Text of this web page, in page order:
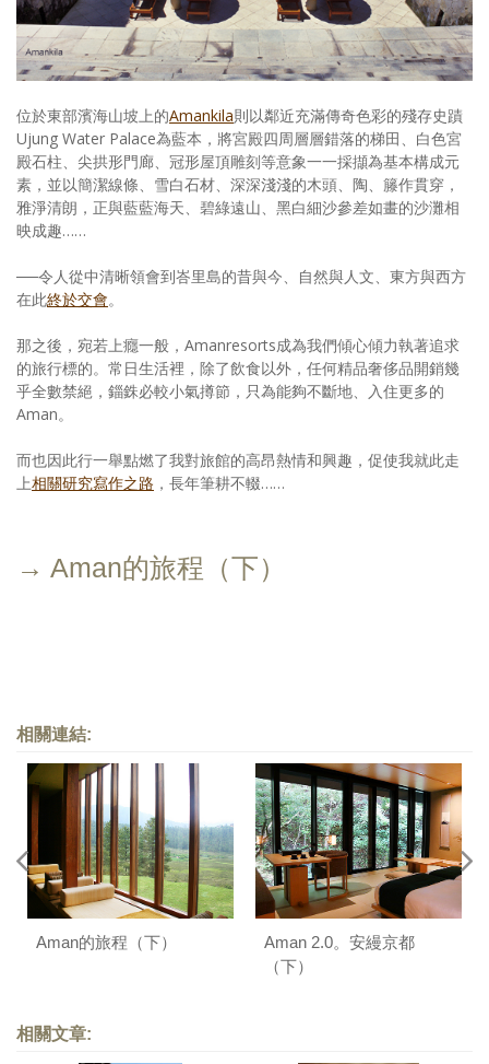
位於東部濱海山坡上的Amankila則以鄰近充滿傳奇色彩的殘存史蹟
Ujung Water Palace為藍本，將宮殿四周層層錯落的梯田、白色宮
殿石柱、尖拱形門廊、冠形屋頂雕刻等意象一一採擷為基本構成元
素，並以簡潔線條、雪白石材、深深淺淺的木頭、陶、籐作貫穿，
雅淨清朗，正與藍藍海天、碧綠遠山、黑白細沙參差如畫的沙灘相
映成趣……
──令人從中清晰領會到峇里島的昔與今、自然與人文、東方與西方
在此終於交會。
那之後，宛若上癮一般，Amanresorts成為我們傾心傾力執著追求
的旅行標的。常日生活裡，除了飲食以外，任何精品奢侈品開銷幾
乎全數禁絕，錙銖必較小氣撙節，只為能夠不斷地、入住更多的
Aman。
而也因此行一舉點燃了我對旅館的高昂熱情和興趣，促使我就此走
上相關研究寫作之路 ，長年筆耕不輟……
→ Aman的旅程（下）
相關連結:
Aman的旅程（下）
Aman 2.0。安縵京都
（下）
相關文章: